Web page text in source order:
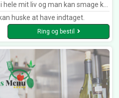
den hjemmelavet dahini de er en hjemmelavet Dressing Bedste shawarma i Odense
huske at have indtaget.
Ring og bestil